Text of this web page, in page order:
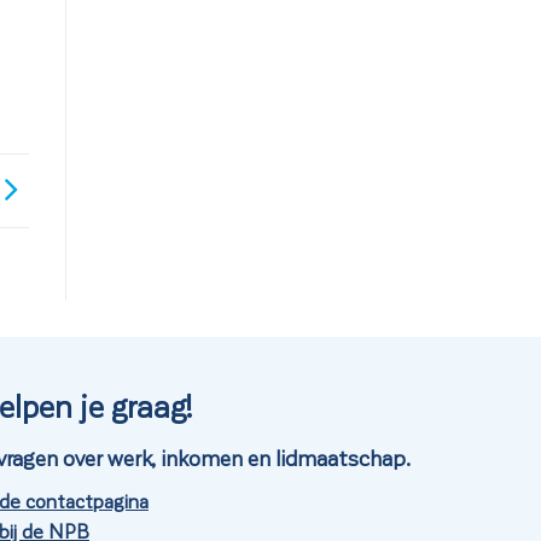
je graag!
over werk, inkomen en lidmaatschap.
contactpagina
de NPB